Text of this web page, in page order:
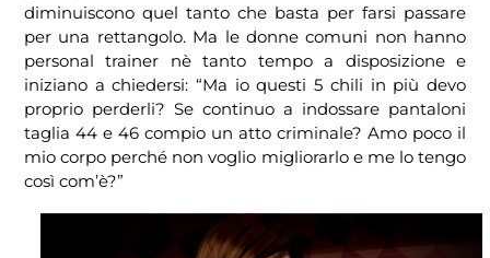
diminuiscono quel tanto che basta per farsi passare
per una rettangolo. Ma le donne comuni non hanno
personal trainer nè tanto tempo a disposizione e
iniziano a chiedersi: “Ma io questi 5 chili in più devo
proprio perderli? Se continuo a indossare pantaloni
taglia 44 e 46 compio un atto criminale? Amo poco il
mio corpo perché non voglio migliorarlo e me lo tengo
così com’è?”